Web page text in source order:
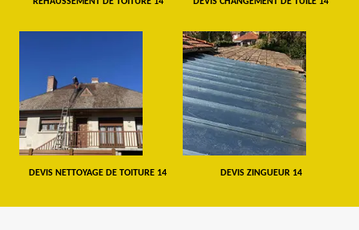
DEVIS NETTOYAGE DE TOITURE 14 DEVIS ZINGUEUR 14